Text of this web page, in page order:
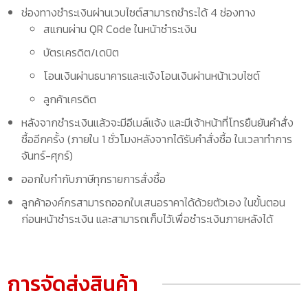
ช่องทางชำระเงินผ่านเวบไซต์สามารถชำระได้ 4 ช่องทาง
สแกนผ่าน QR Code ในหน้าชำระเงิน
บัตรเครดิต/เดบิต
โอนเงินผ่านธนาคารและแจ้งโอนเงินผ่านหน้าเวบไซต์
ลูกค้าเครดิต
หลังจากชำระเงินแล้วจะมีอีเมล์แจ้ง และมีเจ้าหน้าที่โทรยืนยันคำสั่ง
ซื้ออีกครั้ง (ภายใน 1 ชั่วโมงหลังจากได้รับคำสั่งซื้อ ในเวลาทำการ
จันทร์-ศุกร์)
ออกใบกำกับภาษีทุกรายการสั่งซื้อ
ลูกค้าองค์กรสามารถออกใบเสนอราคาได้ด้วยตัวเอง ในขั้นตอน
ก่อนหน้าชำระเงิน และสามารถเก็บไว้เพื่อชำระเงินภายหลังได้
การจัดส่งสินค้า